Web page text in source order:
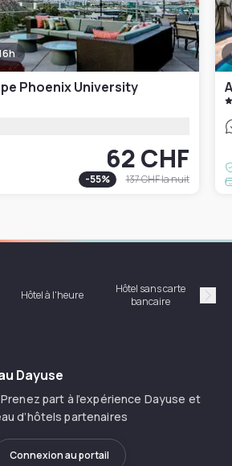
Phoenix University
62 CHF
-55% 137 CHFla nuit
Hôtel à l'heure
Hôtel sans carte
bancaire
Dayuse
part à l’expérience Dayuse et
d’hôtels partenaires
Connexion au portail